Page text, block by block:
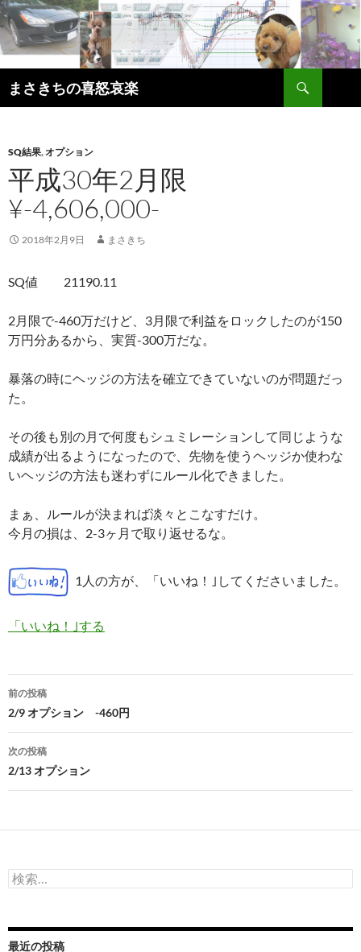
コ
ン
テ
ン
ツ
へ
プ
まさきちの喜怒哀楽
索
SQ結果,オプション
平成30年2月限
¥-4,606,000-
2018年2月9日 まさきち
SQ値 21190.11
2月限で-460万だけど、3月限で利益をロックしたのが150
万円分あるから、実質-300万だな。
暴落の時にヘッジの方法を確立できていないのが問題だっ
た。
その後も別の月で何度もシュミレーションして同じような
成績が出るようになったので、先物を使うヘッジか使わな
いヘッジの方法も迷わずにルール化できました。
まぁ、ルールが決まれば淡々とこなすだけ。
今月の損は、2-3ヶ月で取り返せるな。
1人の方が、「いいね！｣してくださいました。
「いいね！｣する
投
稿
ナ
ビ
ー
ョ
前の投稿
2/9 オプション -460円
次の投稿
2/13 オプション
検
索:
最近の投稿